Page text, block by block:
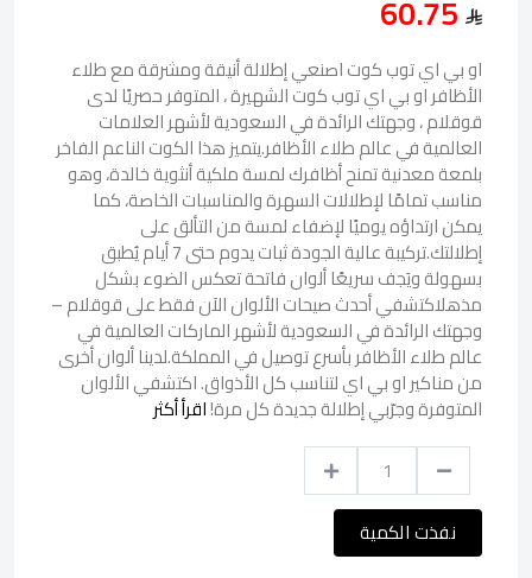
او بي اي توب كوت اصنعي إطلالة أنيقة ومشرقة مع طلاء
الأظافر او بي اي توب كوت الشهيرة ، المتوفر حصريًا لدى
قوقلام ، وجهتك الرائدة في السعودية لأشهر العلامات
العالمية في عالم طلاء الأظافر.يتميز هذا الكوت الناعم الفاخر
بلمعة معدنية تمنح أظافرك لمسة ملكية أنثوية خالدة، وهو
مناسب تمامًا لإطلالات السهرة والمناسبات الخاصة، كما
يمكن ارتداؤه يوميًا لإضفاء لمسة من التألق على
إطلالتك.تركيبة عالية الجودة ثبات يدوم حتى 7 أيام يُطبق
بسهولة ويَجف سريعًا ألوان فاتحة تعكس الضوء بشكل
مذهلاكتشفي أحدث صيحات الألوان الآن فقط على قوقلام –
وجهتك الرائدة في السعودية لأشهر الماركات العالمية في
عالم طلاء الأظافر بأسرع توصيل في المملكة.لدينا ألوان أخرى
من مناكير او بي اي لتناسب كل الأذواق. اكتشفي الألوان
المتوفرة وجرّبي إطلالة جديدة كل مرة!اقرأ أكثر
نفذت الكمية